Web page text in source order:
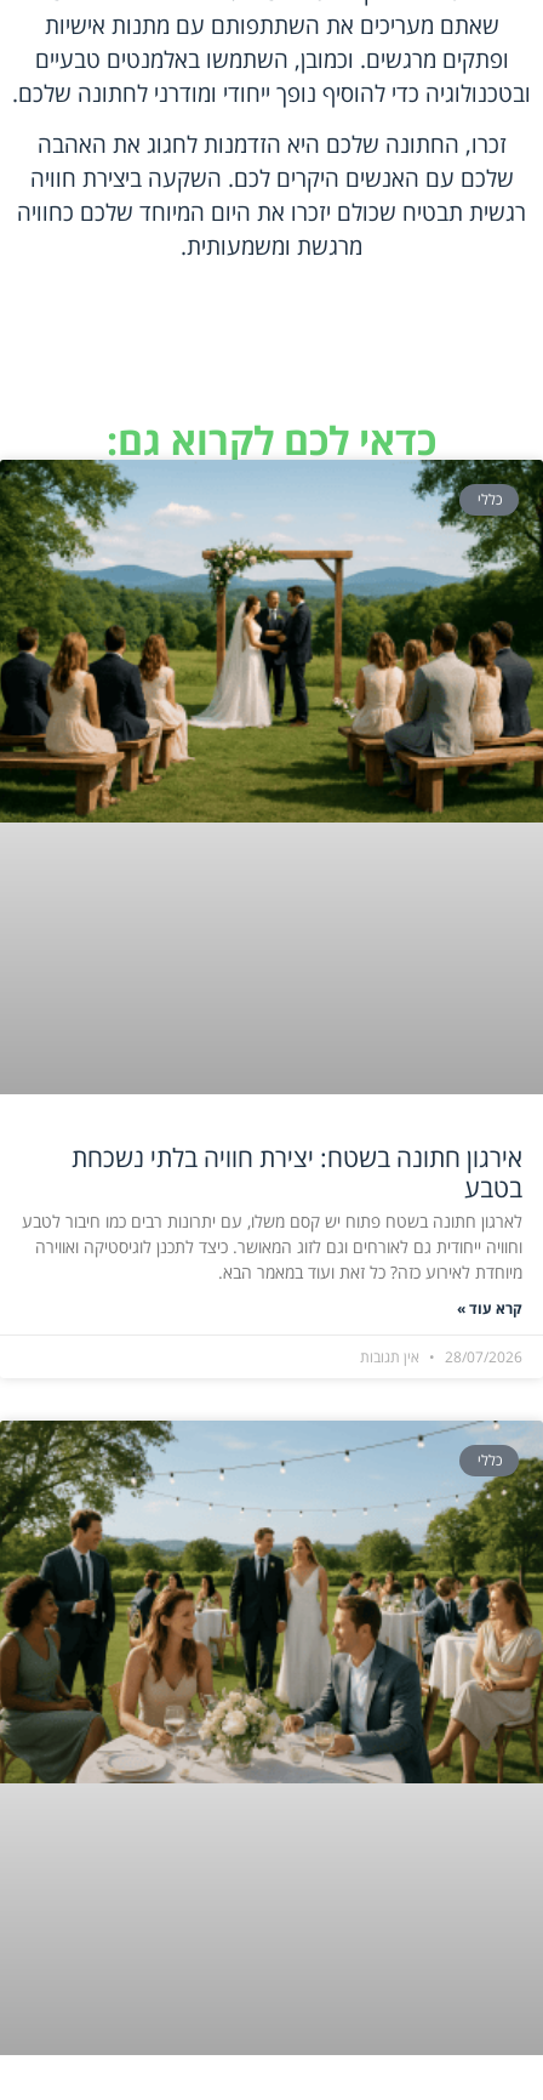
שאתם מעריכים את השתתפותם עם מתנות אישיות
ופתקים מרגשים. וכמובן, השתמשו באלמנטים טבעיים
ובטכנולוגיה כדי להוסיף נופך ייחודי ומודרני לחתונה שלכם.
זכרו, החתונה שלכם היא הזדמנות לחגוג את האהבה
שלכם עם האנשים היקרים לכם. השקעה ביצירת חוויה
רגשית תבטיח שכולם יזכרו את היום המיוחד שלכם כחוויה
מרגשת ומשמעותית.
כדאי לכם לקרוא גם:
כללי
אירגון חתונה בשטח: יצירת חוויה בלתי נשכחת
בטבע
לארגון חתונה בשטח פתוח יש קסם משלו, עם יתרונות רבים כמו חיבור לטבע
וחוויה ייחודית גם לאורחים וגם לזוג המאושר. כיצד לתכנן לוגיסטיקה ואווירה
מיוחדת לאירוע כזה? כל זאת ועוד במאמר הבא.
קרא עוד »
28/07/2026 אין תגובות
כללי